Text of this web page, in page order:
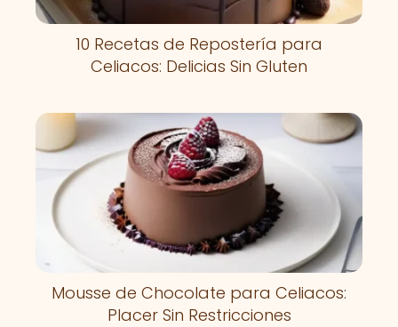
10 Recetas de Repostería para
Celiacos: Delicias Sin Gluten
Mousse de Chocolate para Celiacos:
Placer Sin Restricciones